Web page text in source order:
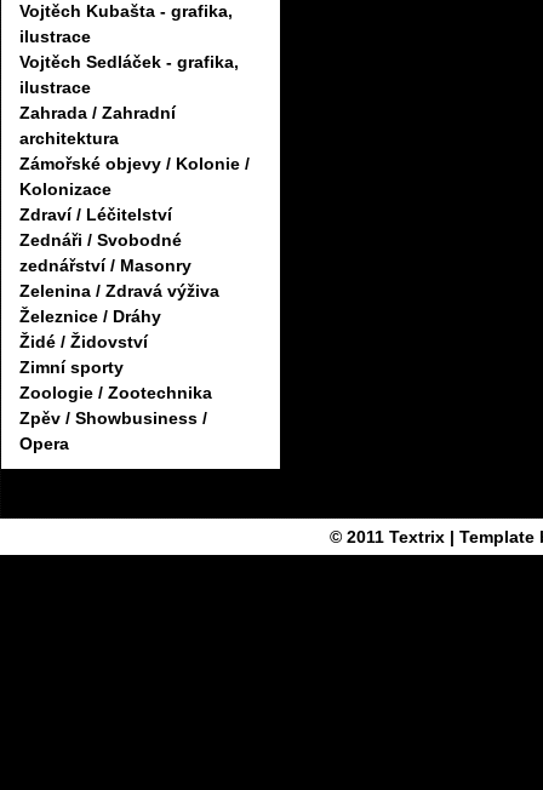
Vojtěch Kubašta - grafika,
ilustrace
Vojtěch Sedláček - grafika,
ilustrace
Zahrada / Zahradní
architektura
Zámořské objevy / Kolonie /
Kolonizace
Zdraví / Léčitelství
Zednáři / Svobodné
zednářství / Masonry
Zelenina / Zdravá výživa
Železnice / Dráhy
Židé / Židovství
Zimní sporty
Zoologie / Zootechnika
Zpěv / Showbusiness /
Opera
© 2011 Textrix| Template